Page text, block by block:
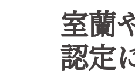
室蘭
認定